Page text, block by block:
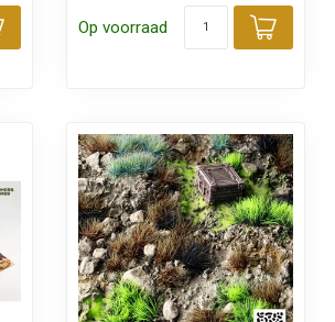
aan winkelwagen
Op voorraad